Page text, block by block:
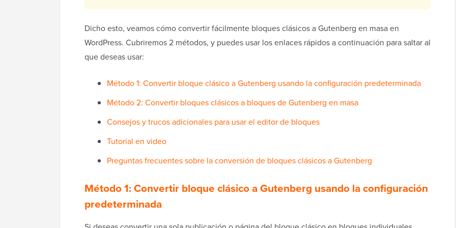
Dicho esto, veamos cómo convertir fácilmente bloques clásicos a Gutenberg en masa en
WordPress. Cubriremos 2 métodos, y puedes usar los enlaces rápidos a continuación para saltar al
que deseas usar:
Método 1: Convertir bloque clásico a Gutenberg usando la configuración predeterminada
Método 2: Convertir bloques clásicos a bloques de Gutenberg en masa
Consejos y trucos adicionales para usar el editor de bloques
Tutorial en video
Preguntas frecuentes sobre la conversión de bloques clásicos a Gutenberg
Método 1: Convertir bloque clásico a Gutenberg usando la configuración
predeterminada